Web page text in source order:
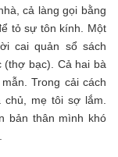
cả làng gọi bằng
tỏ sự tôn kính. Một
cai quản sổ sách
(thợ bạc). Cả hai bà
Trong cải cách
chủ, mẹ tôi sợ lắm.
bản thân mình khó